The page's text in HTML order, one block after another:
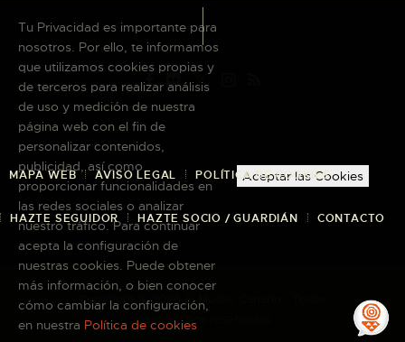
MAPA WEB AVISO LEGAL POLÍTICA DE COOKIES
HAZTE SEGUIDOR HAZTE SOCIO / GUARDIÁN CONTACTO
Copyright © 2026 El Museo Canario · Todos
los derechos reservados
Tu Privacidad es importante para
nosotros. Por ello, te informamos
que utilizamos cookies propias y
de terceros para realizar análisis
de uso y medición de nuestra
página web con el fin de
personalizar contenidos,
publicidad, así como
proporcionar funcionalidades en
las redes sociales o analizar
nuestro tráfico. Para continuar
acepta la configuración de
nuestras cookies. Puede obtener
más información, o bien conocer
cómo cambiar la configuración,
en nuestra Política de cookies
Aceptar las Cookies